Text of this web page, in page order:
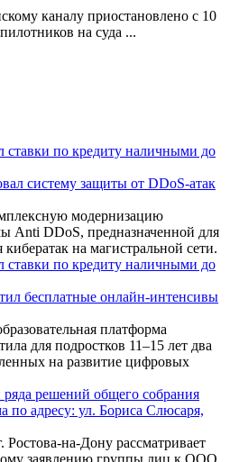
каналу приостановлено с 10
на суда ...
систему защиты от DDoS-атак
модернизацию
Anti DDoS, предназначенной для
на магистральной сети.
бесплатные онлайн-интенсивы
платформа
для подростков 11–15 лет два
на развитие цифровых
решений общего собрания
по адресу: ул. Бориса Слюсаря,
на-Дону рассматривает